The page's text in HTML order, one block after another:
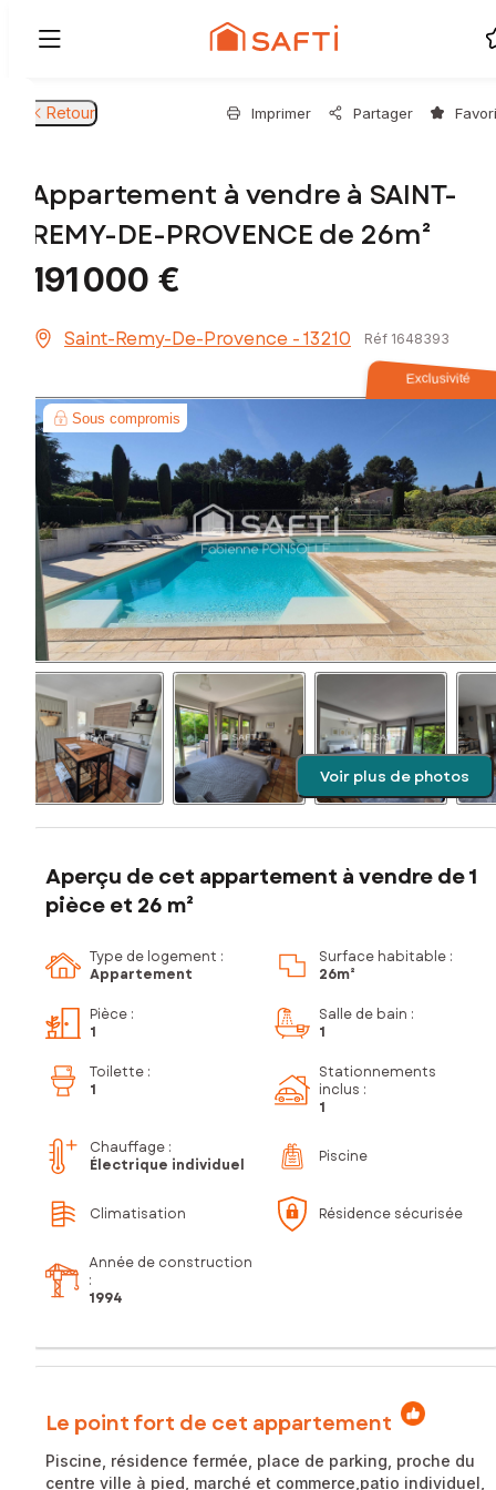
Retour Imprimer Partager
Appartement à vendre à SAINT-
REMY-DE-PROVENCE de 26m²
191 000 €
Saint-Remy-De-Provence - 13210 Réf 1648393
Exclusivité
Sous compromis
Voir plus de photos
Aperçu de cet appartement à vendre de 1
pièce et 26 m²
Type de logement :
Appartement
Surface habitable :
26m²
Pièce :
1
Salle de bain :
1
Toilette :
1
Stationnements
inclus :
1
Chauffage :
Électrique individuel
Piscine
Climatisation Résidence sécurisée
Année de construction
:
1994
Le point fort de cet appartement
Piscine, résidence fermée, place de parking, proche du
centre ville à pied, marché et commerce,patio individuel,